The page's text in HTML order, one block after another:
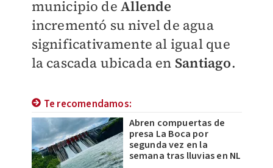
municipio deAllende
incrementó su nivel de agua
significativamente al igual que
la cascada ubicada en Santiago.
Te recomendamos:
Abren compuertas de
presa La Boca por
segunda vez en la
semana tras lluvias en NL